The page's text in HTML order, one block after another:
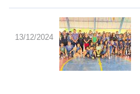
13/12/2024